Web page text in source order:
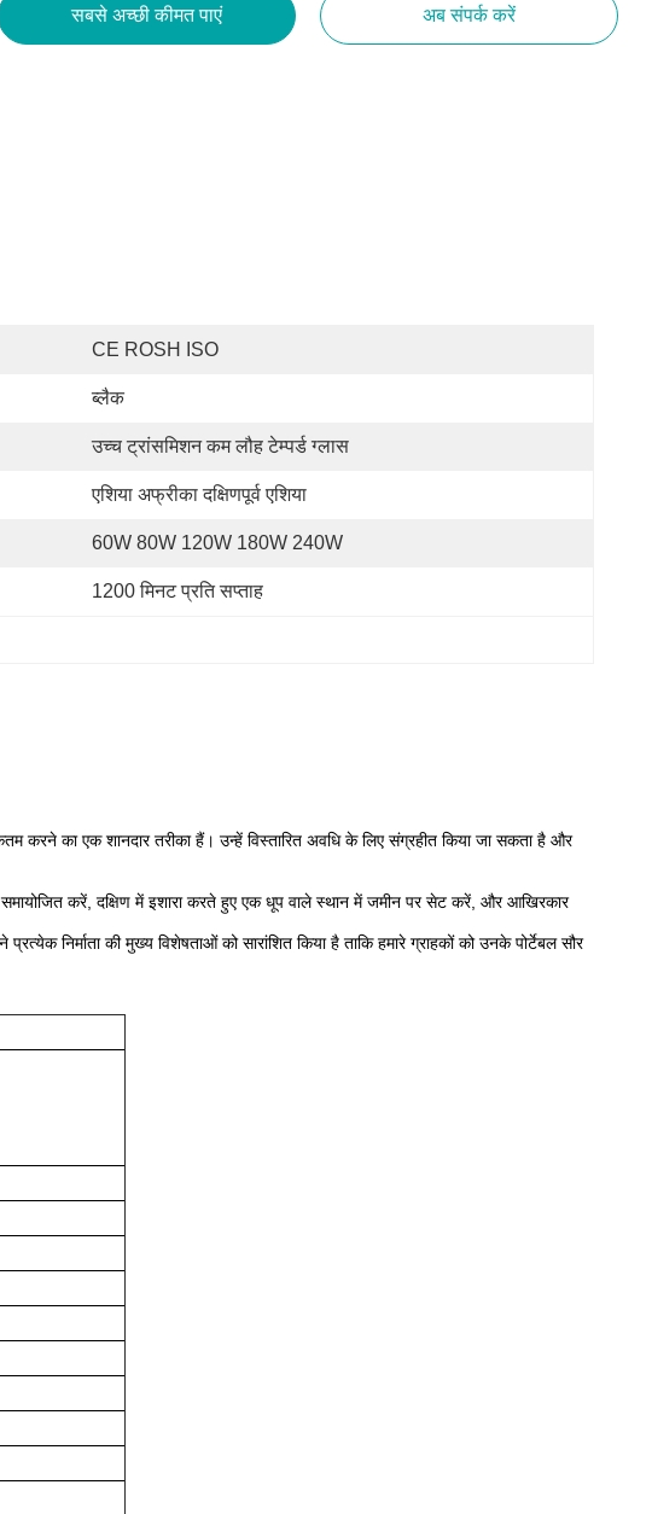
सबसे अच्छी कीमत पाएं अब संपर्क करें
CE ROSH ISO
ब्लैक
उच्च ट्रांसमिशन कम लौह टेम्पर्ड ग्लास
एशिया अफ्रीका दक्षिणपूर्व एशिया
60W 80W 120W 180W 240W
1200 मिनट प्रति सप्ताह
करने का एक शानदार तरीका हैं। उन्हें विस्तारित अवधि के लिए संग्रहीत किया जा सकता है और
करें, दक्षिण में इशारा करते हुए एक धूप वाले स्थान में जमीन पर सेट करें, और आखिरकार
निर्माता की मुख्य विशेषताओं को सारांशित किया है ताकि हमारे ग्राहकों को उनके पोर्टेबल सौर